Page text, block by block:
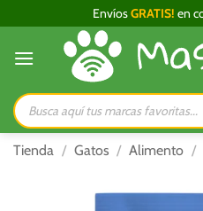
al
contenido
EnvíosGRATIS! en
Búsqueda
de
productos
Tienda / Gatos / Alimento /